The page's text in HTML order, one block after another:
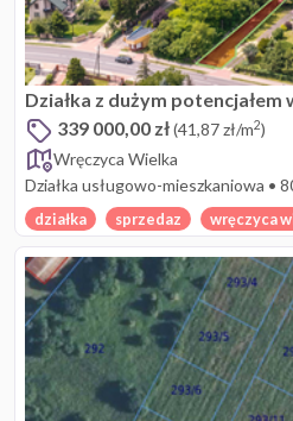
Działka z dużym
339 000,00 zł(41,87 zł/m2)
Wręczyca Wielka
Działka usługowo-mieszkaniowa •
działka sprzedaz wręczyca